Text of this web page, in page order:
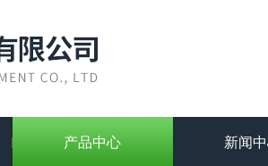
产品中心 新闻